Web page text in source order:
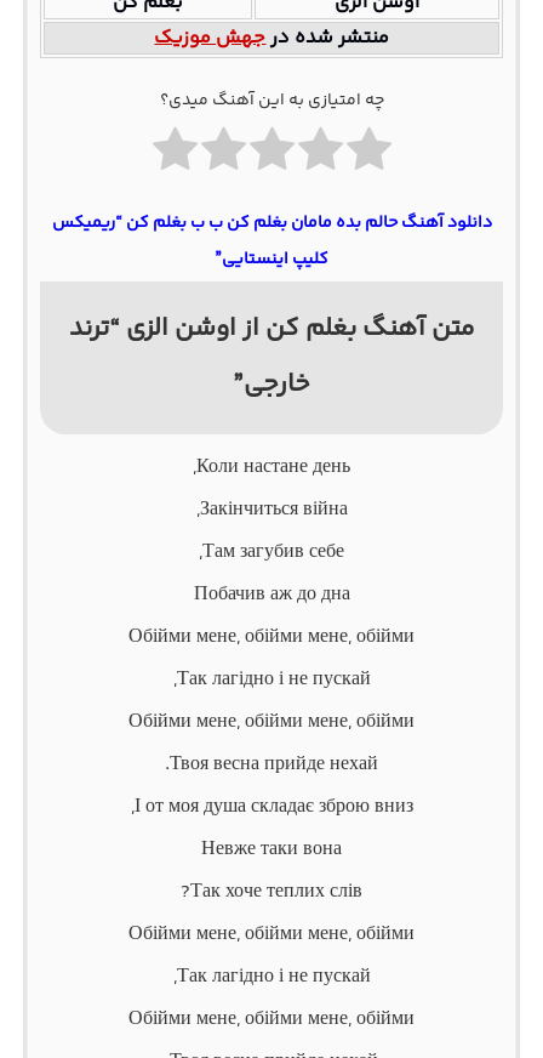
منتشر شده درجهش موزیک
چه امتیازی به این آهنگ میدی؟
دانلود آهنگ حالم بده مامان بغلم کن ب ب بغلم کن “ریمیکس
کلیپ اینستایی”
متن آهنگ بغلم کن از اوشن الزی “ترند
خارجی”
Коли настане день,
Закінчиться війна,
Там загубив себе,
Побачив аж до дна
Обійми мене, обійми мене, обійми
Так лагідно і не пускай,
Обійми мене, обійми мене, обійми
Твоя весна прийде нехай.
І от моя душа складає зброю вниз,
Невже таки вона
Так хоче теплих слів?
Обійми мене, обійми мене, обійми
Так лагідно і не пускай,
Обійми мене, обійми мене, обійми